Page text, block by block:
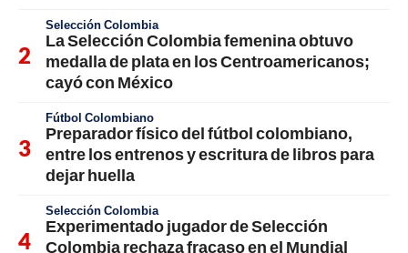
Selección Colombia
La Selección Colombia femenina obtuvo
medalla de plata en los Centroamericanos;
cayó con México
Fútbol Colombiano
Preparador físico del fútbol colombiano,
entre los entrenos y escritura de libros para
dejar huella
Selección Colombia
Experimentado jugador de Selección
Colombia rechaza fracaso en el Mundial